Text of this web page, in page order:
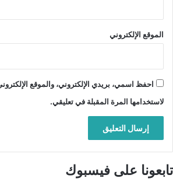
الموقع الإلكتروني
احفظ اسمي، بريدي الإلكتروني، والموقع
لاستخدامها المرة المقبلة في تعليقي.
تابعونا على فيسبوك